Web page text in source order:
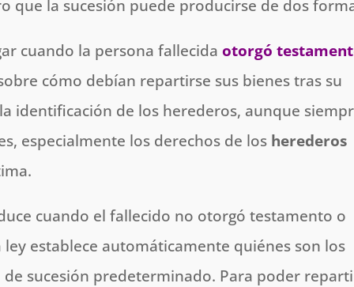
que la sucesión puede producirse de dos
cuando la persona fallecidaotorgó
cómo debían repartirse sus bienes tras su
identificación de los herederos, aunque
especialmente los derechos de los herederos
cuando el fallecido no otorgó testamento o
ley establece automáticamente quiénes son los
sucesión predeterminado. Para poder